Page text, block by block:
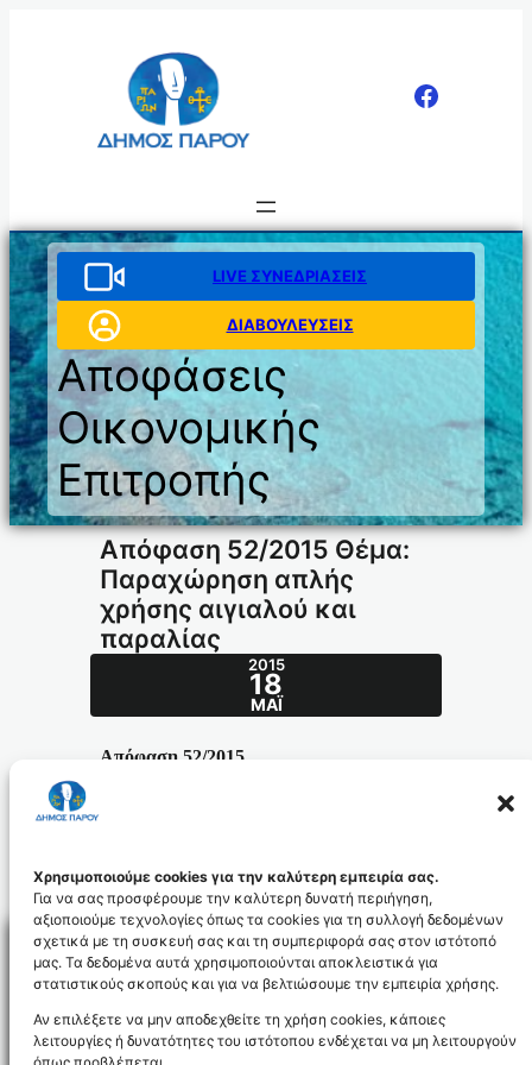
Χρησιμοποιούμε cookies για την καλύτερη εμπειρία σας.
Για να σας προσφέρουμε την καλύτερη δυνατή περιήγηση,
αξιοποιούμε τεχνολογίες όπως τα cookies για τη συλλογή δεδομένων
σχετικά με τη συσκευή σας και τη συμπεριφορά σας στον ιστότοπό
μας. Τα δεδομένα αυτά χρησιμοποιούνται αποκλειστικά για
στατιστικούς σκοπούς και για να βελτιώσουμε την εμπειρία χρήσης.
Αν επιλέξετε να μην αποδεχθείτε τη χρήση cookies, κάποιες
λειτουργίες ή δυνατότητες του ιστότοπου ενδέχεται να μη λειτουργούν
LIVE ΣΥΝΕΔΡΙΑΣΕΙΣ
ΔΙΑΒΟΥΛΕΥΣΕΙΣ
Αποφάσεις
Οικονομικής
Επιτροπής
Απόφαση 52/2015 Θέμα:
Παραχώρηση απλής
χρήσης αιγιαλού και
παραλίας
2015
18
ΜΆΙ
Απόφαση 52/2015
52.2015_id3372